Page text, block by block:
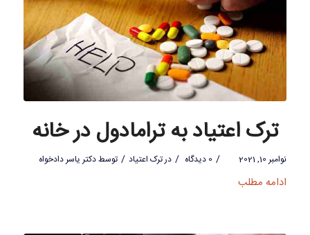
ترک اعتیاد به ترامادول در خانه
نوامبر 10, 2021 / 0 دیدگاه / درترک اعتیاد / توسطدکتر یاسر دادخواه
ادامه مطلب